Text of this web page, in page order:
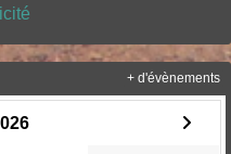
+ d'évènements